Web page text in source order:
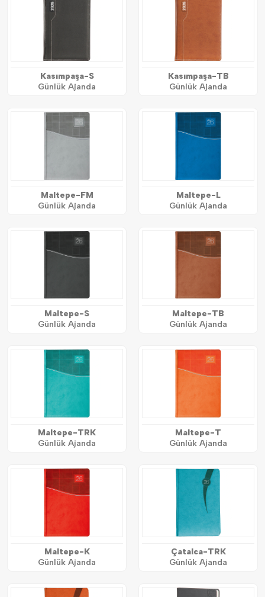
Kasımpaşa-S
Günlük Ajanda
Kasımpaşa-TB
Günlük Ajanda
Maltepe-FM
Günlük Ajanda
Maltepe-L
Günlük Ajanda
Maltepe-S
Günlük Ajanda
Maltepe-TB
Günlük Ajanda
Maltepe-TRK
Günlük Ajanda
Maltepe-T
Günlük Ajanda
Maltepe-K
Günlük Ajanda
Çatalca-TRK
Günlük Ajanda